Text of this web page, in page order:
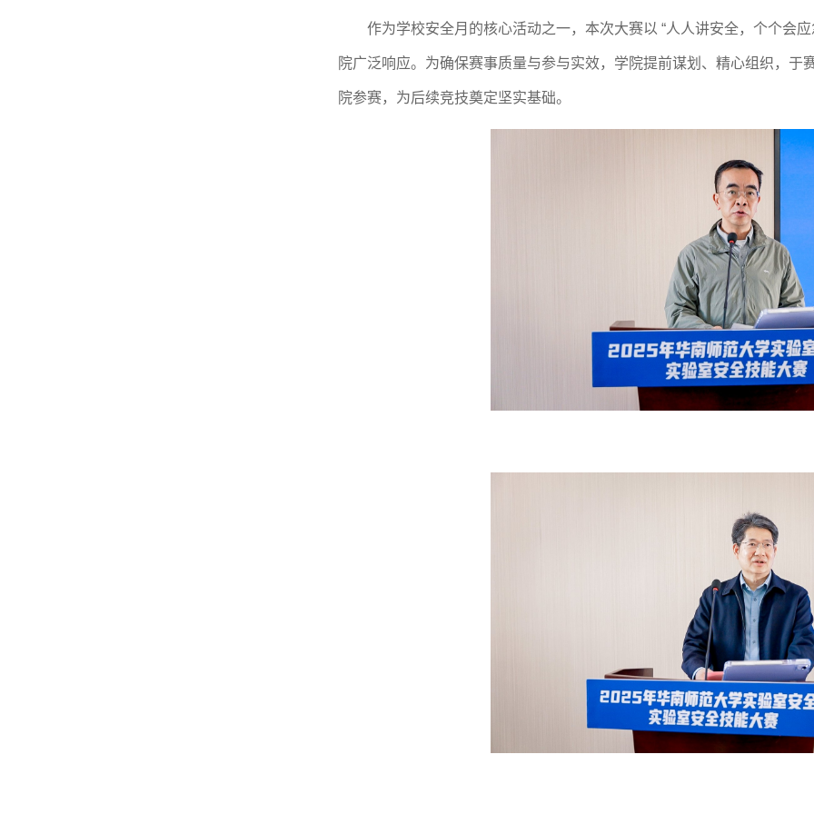
作为学校安全月的核心活动之一，本次大赛以 “人人讲安全，个个会应
院广泛响应。为确保赛事质量与参与实效，学院提前谋划、精心组织，
院参赛，为后续竞技奠定坚实基础。